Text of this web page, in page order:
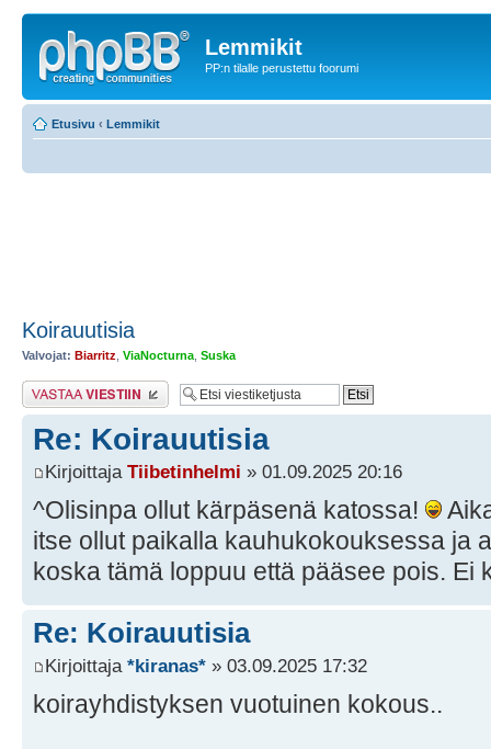
Lemmikit
PP:n tilalle perustettu foorumi
Etusivu ‹ Lemmikit
Koirauutisia
Valvojat: Biarritz ViaNocturna Suska
Lähetä vastaus
Re: Koirauutisia
Kirjoittaja Tiibetinhelmi » 01.09.2025 20:16
^Olisinpa ollut kärpäsenä katossa!
itse ollut paikalla kauhukokouksessa ja
koska tämä loppuu että pääsee pois. Ei
Re: Koirauutisia
Kirjoittaja *kiranas* » 03.09.2025 17:32
koirayhdistyksen vuotuinen kokous..